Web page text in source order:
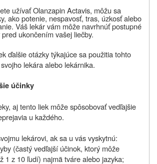
užívať Olanzapin Actavis, môžu sa
ako potenie, nespavosť, tras, úzkosť alebo
Váš lekár vám môže navrhnúť postupné
ukončením vašej liečby.
ďalšie otázky týkajúce sa použitia tohto
lekára alebo lekárnika.
účinky
aj tento liek môže spôsobovať vedľajšie
u každého.
lekárovi, ak sa u vás vyskytnú:
(častý vedľajší účinok, ktorý môže
1 z 10 ľudí) najmä tváre alebo jazyka;